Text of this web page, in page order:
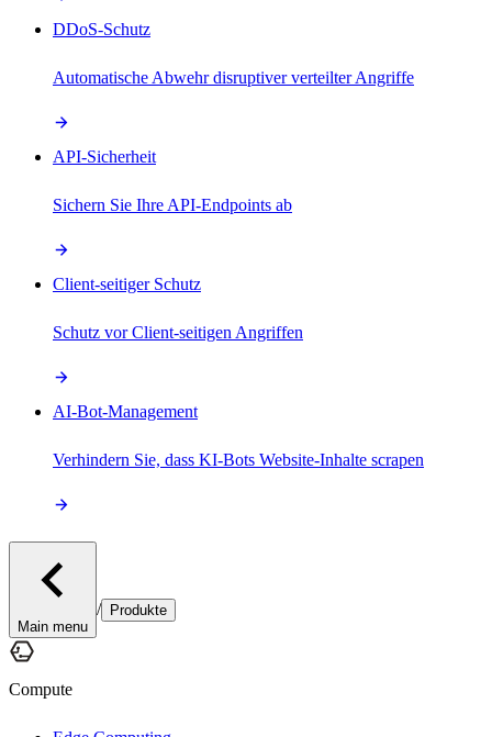
DDoS-Schutz
Automatische Abwehr disruptiver verteilter Angriffe
API-Sicherheit
Sichern Sie Ihre API-Endpoints ab
Client-seitiger Schutz
Schutz vor Client-seitigen Angriffen
AI-Bot-Management
Verhindern Sie, dass KI-Bots Website-Inhalte scrapen
Main menu
/ Produkte
Compute